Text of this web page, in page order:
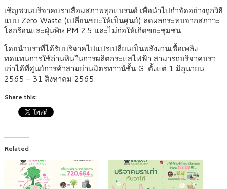
เชิญชวนบริจาคบราเสื่อมสภาพทุกแบรนด์ เพื่อนำไปกำจัดอย่างถูกวิธี
แบบ Zero Waste (เปลี่ยนขยะให้เป็นศูนย์) ลดผลกระทบจากสภาวะ
โลกร้อนและฝุ่นพิษ PM 2.5 และไม่ก่อให้เกิดขยะชุมชน
โดยนำบราที่ได้รับบริจาคไปแปรเปลี่ยนเป็นพลังงานเชื้อเพลิง
ทดแทนการใช้ถ่านหินในการผลิตกระแสไฟฟ้า สามารถบริจาคบรา
เก่าได้ที่ศูนย์การค้าสามย่านมิตรทาวน์ชั้น G ตั้งแต่ 1 มิถุนายน
2565 – 31 สิงหาคม 2565
Share this:
Related